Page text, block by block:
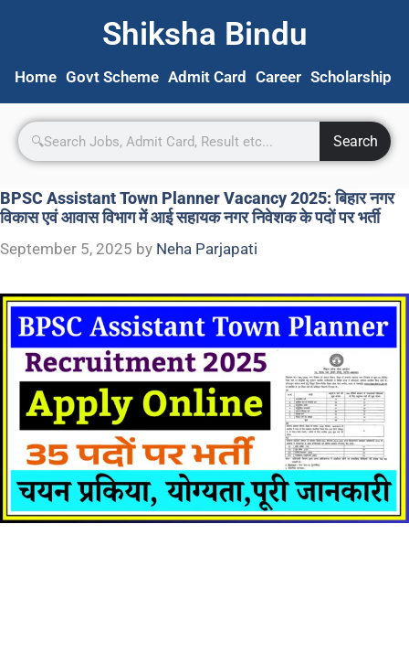
Shiksha Bindu
Home Govt Scheme Admit Card Career Scholarship
Search
BPSC Assistant Town Planner Vacancy 2025: बिहार नगर
विकास एवं आवास विभाग में आई सहायक नगर निवेशक के पदों पर भर्ती
September 5, 2025 by Neha Parjapati